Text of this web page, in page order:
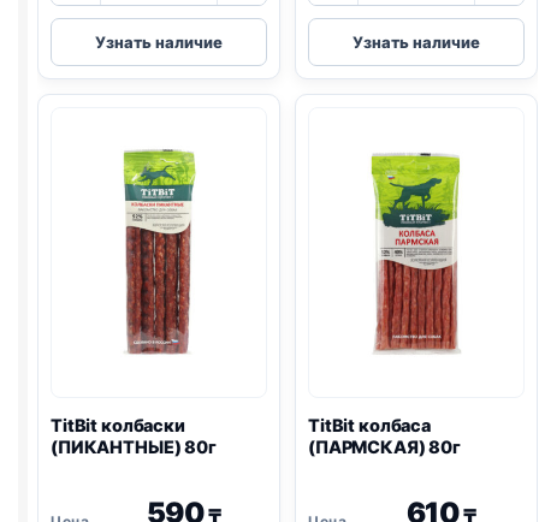
TitBit
косточки
(ИНДЕЙКА
145г
Узнать наличие
TitBit
колбаса
Узнать наличие
TitBit колбаски
(ПИКАНТНЫЕ) 80г
590₸
TitBit колбаса
(ПАРМСКАЯ) 80г
610₸